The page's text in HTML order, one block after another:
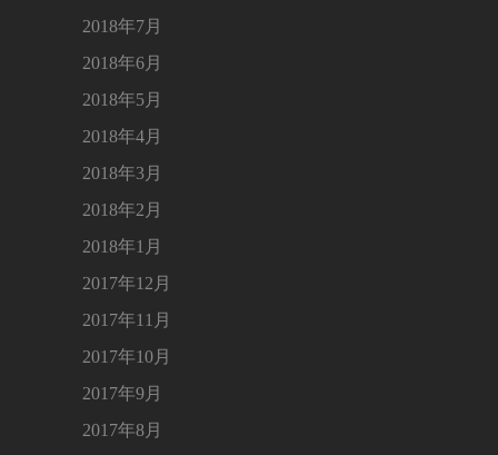
2018年7月
2018年6月
2018年5月
2018年4月
2018年3月
2018年2月
2018年1月
2017年12月
2017年11月
2017年10月
2017年9月
2017年8月